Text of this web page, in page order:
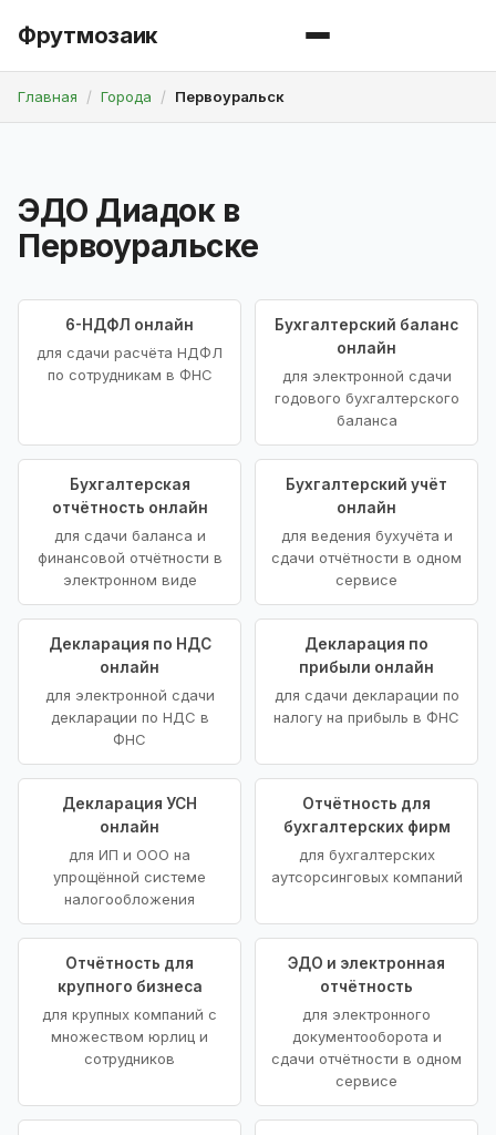
Фрутмозаик
Главная Города Первоуральск
ЭДО Диадок в
Первоуральске
6-НДФЛ онлайн
для сдачи расчёта НДФЛ
по сотрудникам в ФНС
Бухгалтерский баланс
онлайн
для электронной сдачи
годового бухгалтерского
баланса
Бухгалтерская
отчётность онлайн
для сдачи баланса и
финансовой отчётности в
электронном виде
Бухгалтерский учёт
онлайн
для ведения бухучёта и
сдачи отчётности в одном
сервисе
Декларация по НДС
онлайн
для электронной сдачи
декларации по НДС в
ФНС
Декларация по
прибыли онлайн
для сдачи декларации по
налогу на прибыль в ФНС
Декларация УСН
онлайн
для ИП и ООО на
упрощённой системе
налогообложения
Отчётность для
бухгалтерских фирм
для бухгалтерских
аутсорсинговых компаний
Отчётность для
крупного бизнеса
для крупных компаний с
множеством юрлиц и
сотрудников
ЭДО и электронная
отчётность
для электронного
документооборота и
сдачи отчётности в одном
сервисе